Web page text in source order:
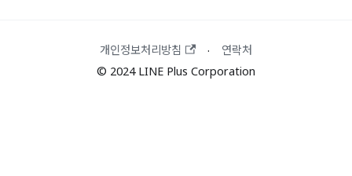
개인정보처리방침 ·
연락처
© 2024 LINE Plus Corporation